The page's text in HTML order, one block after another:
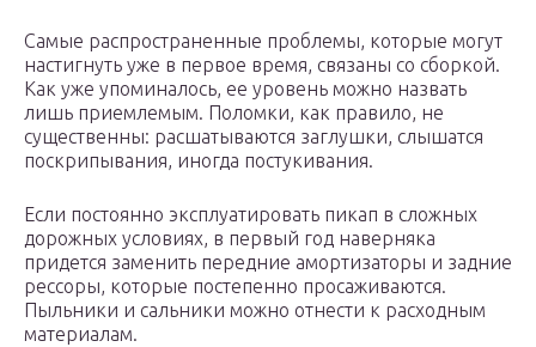
Самые распространенные проблемы, которые могут
настигнуть уже в первое время, связаны со сборкой.
Как уже упоминалось, ее уровень можно назвать
лишь приемлемым. Поломки, как правило, не
существенны: расшатываются заглушки, слышатся
поскрипывания, иногда постукивания.
Если постоянно эксплуатировать пикап в сложных
дорожных условиях, в первый год наверняка
придется заменить передние амортизаторы и задние
рессоры, которые постепенно просаживаются.
Пыльники и сальники можно отнести к расходным
материалам.